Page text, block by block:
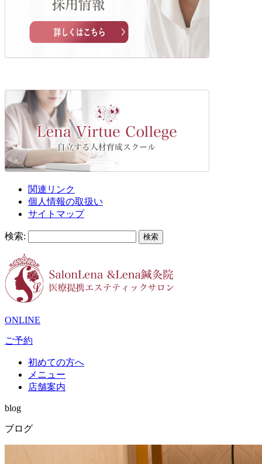
関連リンク
個人情報の取扱い
サイトマップ
検索:
ONLINE
ご予約
初めての方へ
メニュー
店舗案内
blog
ブログ